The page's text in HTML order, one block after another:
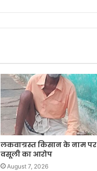
लकवाग्रस्त किसान के नाम पर
वसूली का आरोप
August 7, 2026